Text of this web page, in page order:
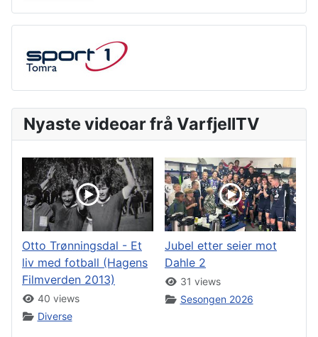
Nyaste videoar frå VarfjellTV
Otto Trønningsdal - Et
liv med fotball (Hagens
Filmverden 2013)
40 views
Diverse
Jubel etter seier mot
Dahle 2
31 views
Sesongen 2026